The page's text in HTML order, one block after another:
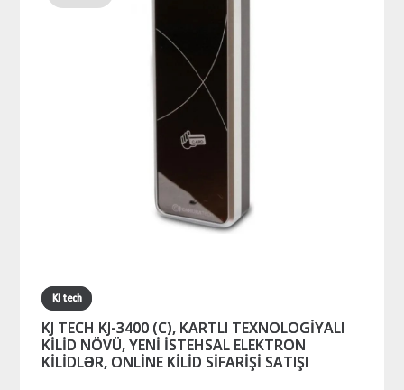
KJ tech
KJ TECH KJ-3400 (C), KARTLI TEXNOLOGİYALI
KİLİD NÖVÜ, YENİ İSTEHSAL ELEKTRON
KİLİDLƏR, ONLİNE KİLİD SİFARİŞİ SATIŞI